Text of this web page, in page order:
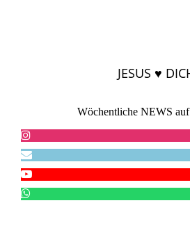
JESUS ♥
Wöchentliche NEWS